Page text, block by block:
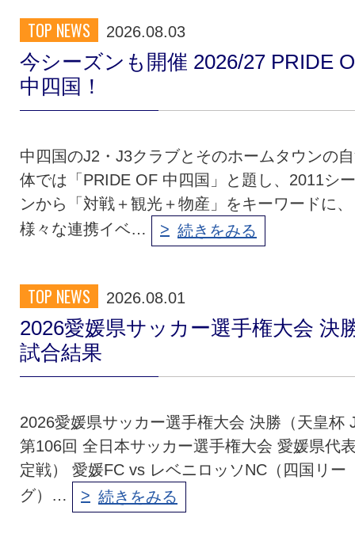
TOP NEWS 2026.08.03
今シーズンも開催 2026/27 PRIDE
中四国！
中四国のJ2・J3クラブとそのホームタウンの
体では「PRIDE OF 中四国」と題し、2011シ
ンから「対戦＋観光＋物産」をキーワードに、
様々な連携イベ…
続きをみる
TOP NEWS 2026.08.01
2026愛媛県サッカー選手権大会 決
試合結果
2026愛媛県サッカー選手権大会 決勝（天皇杯
第106回 全日本サッカー選手権大会 愛媛県代
定戦） 愛媛FC vs レベニロッソNC（四国リー
グ）…
続きをみる